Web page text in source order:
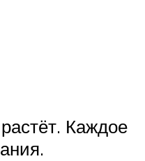
Каждое